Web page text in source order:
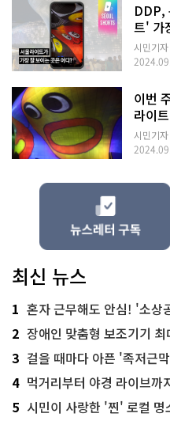
DDP,
트' 가
시민기
이번
라이
시민기
최신 뉴스
1 혼자 근무해도 안심! '소상
2 장애인 맞춤형 보조기기 최대
3 걸을 때마다 아픈 '족저근막염
4 먹거리부터 야경 라이브
5 시민이 사랑한 '찐' 로컬 명